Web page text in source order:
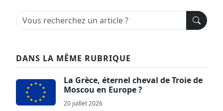
DANS LA MÊME RUBRIQUE
La Grèce, éternel cheval de Troie de
Moscou en Europe ?
20 juillet 2026